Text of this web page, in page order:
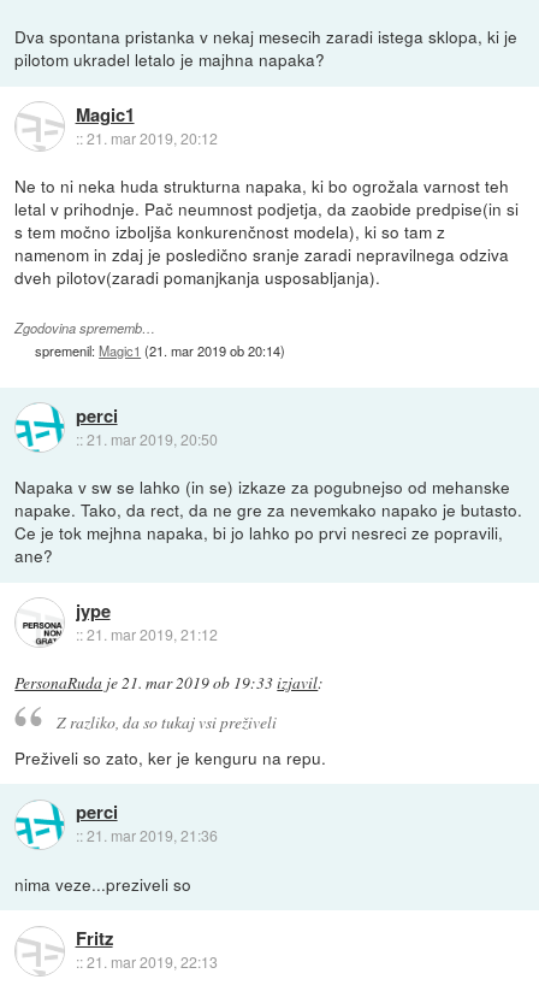
Dva spontana pristanka v nekaj mesecih zaradi istega sklopa, ki je
pilotom ukradel letalo je majhna napaka?
Magic1
::21. mar 2019, 20:12
Ne to ni neka huda strukturna napaka, ki bo ogrožala varnost teh
letal v prihodnje. Pač neumnost podjetja, da zaobide predpise(in si
s tem močno izboljša konkurenčnost modela), ki so tam z
namenom in zdaj je posledično sranje zaradi nepravilnega odziva
dveh pilotov(zaradi pomanjkanja usposabljanja).
Zgodovina sprememb…
spremenil:Magic1 (21. mar 2019 ob 20:14)
perci
::21. mar 2019, 20:50
Napaka v sw se lahko (in se) izkaze za pogubnejso od mehanske
napake. Tako, da rect, da ne gre za nevemkako napako je butasto.
Ce je tok mejhna napaka, bi jo lahko po prvi nesreci ze popravili,
ane?
jype
::21. mar 2019, 21:12
PersonaRuda je 21. mar 2019 ob 19:33izjavil:
Z razliko, da so tukaj vsi preživeli
Preživeli so zato, ker je kenguru na repu.
perci
::21. mar 2019, 21:36
nima veze...preziveli so
Fritz
::21. mar 2019, 22:13